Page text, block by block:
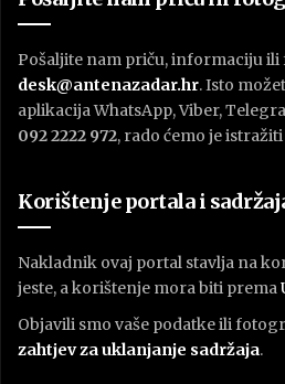
Pošaljite nam priču, informaciju
desk@antenazadar.hr. Isto
aplikacija WhatsApp, Viber,
092 2222 972, rado ćemo je
Korištenje portala i
Nakladnik ovaj portal stavlja na
jeste, a korištenje mora biti prema
Objavili smo vaše podatke ili
zahtjev za uklanjanje sadržaja.